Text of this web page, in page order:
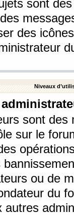
sont
des
Niveaux
sont
sur le
ou de
du
autres